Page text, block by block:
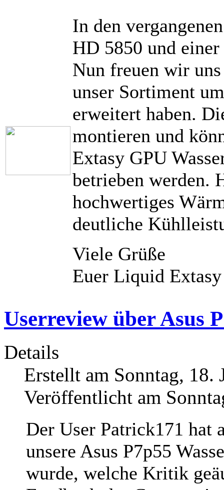
In den
HD 5850 und
Nun freuen wir
unser Sortiment
erweitert haben.
montieren und
Extasy GPU
betrieben werden.
hochwertiges
deutliche
Viele Grüße
Euer Liquid Extasy
Userreview über Asus
Details
Erstellt am Sonntag, 18.
Veröffentlicht am
Der User Patrick171 hat
unsere Asus P7p55
wurde, welche Kritik